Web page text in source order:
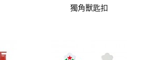
獨角獸匙扣